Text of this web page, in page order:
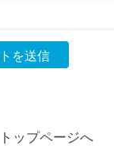
トップページへ